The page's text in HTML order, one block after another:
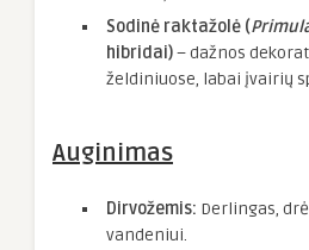
Sodinė raktažolė (
hibridai)– dažnos
želdiniuose, labai įvairių
Auginimas
Dirvožemis: Derlingas,
vandeniui.